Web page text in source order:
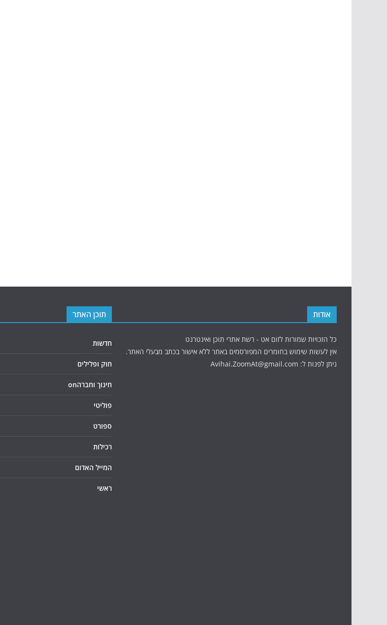
אודות
כל הזכויות שמורות לזום אט - רשת אתרי תוכן ואינטרנט
אין לעשות שימוש בחומרים המפורסמים באתר ללא אישור בכתב מבעלי האתר.
ניתן לפנות ל: Avihai.ZoomAt@gmail.com
תוכן האתר
חדשות
חוק ופלילים
חינוך וחברהon
פוליטי
ספורט
רכילות
המייל האדום
ראשי